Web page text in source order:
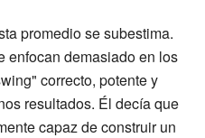
promedio se subestima.
enfocan demasiado en los
correcto, potente y
resultados. Él decía que
capaz de construir un